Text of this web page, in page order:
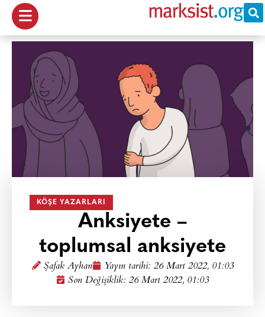
KÖŞE YAZARLARI
Anksiyete –
toplumsal anksiyete
Şafak Ayhan Yayın tarihi: 26 Mart 2022, 01:03
Son Değişiklik: 26 Mart 2022, 01:03